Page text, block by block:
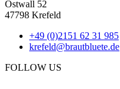
Ostwall 52
47798 Krefeld
+49 (0)2151 62 31 985
krefeld@brautbluete.de
FOLLOW US